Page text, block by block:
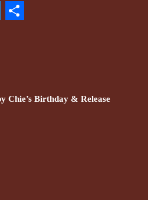
Twitter
Chie’s Birthday & Release